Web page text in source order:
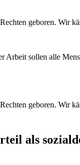
geboren. Wir
Arbeit sollen alle
geboren. Wir
als